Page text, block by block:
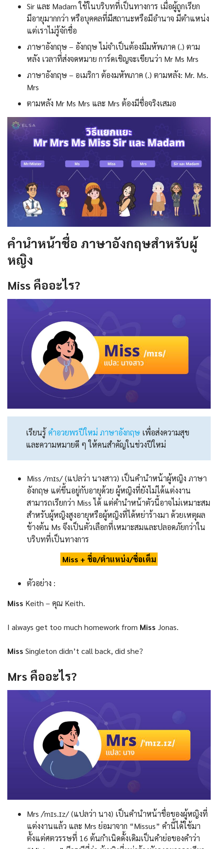
Sir และ Madam ใช้ในบริบทที่เป็นทางการ เมื่อผู้ถูกเรียก
มีอายุมากกว่า หรือบุคคลที่มีสถานะหรือมีอำนาจ มีตำแหน่ง
แต่เราไม่รู้จักชื่อ
ภาษาอังกฤษ – อังกฤษ ไม่จำเป็นต้องมีมหัพภาค (.) ตาม
หลัง เวลาที่ส่งจดหมาย การ์ดเชิญจะเขียนว่า Mr Ms Mrs
ภาษาอังกฤษ – อเมริกา ต้องมหัพภาค (.) ตามหลัง: Mr. Ms.
Mrs
ตามหลัง Mr Ms Mrs และ Mrs ต้องมีชื่อจริงเสมอ
คํานําหน้าชื่อ ภาษาอังกฤษสำหรับผู้
หญิง
Miss คืออะไร?
เรียนรู้ คําอวยพรปีใหม่ ภาษาอังกฤษ เพื่อส่งความสุข
และความหมายดี ๆ ให้คนสำคัญในช่วงปีใหม่
Miss /mɪs/ (แปลว่า นางสาว) เป็นคํานําหน้าผู้หญิง ภาษา
อังกฤษ แต่ขึ้นอยู่กับอายุด้วย ผู้หญิงที่ยังไม่ได้แต่งงาน
สามารถเรียกว่า Miss ได้ แต่คำนำหน้าตัวนี้อาจไม่เหมาะสม
สำหรับผู้หญิงสูงอายุหรือผู้หญิงที่ได้หย่าร้างมา ด้วยเหตุผล
ข้างต้น Ms จึงเป็นตัวเลือกที่เหมาะสมและปลอดภัยกว่าใน
บริบทที่เป็นทางการ
Miss + ชื่อ/ตำแหน่ง/ชื่อเต็ม
ตัวอย่าง :
Miss Keith – คุณ Keith.
I always get too much homework from Miss Jonas.
Miss Singleton didn’t call back, did she?
Mrs คืออะไร?
Mrs /ˈmɪs.ɪz/ (แปลว่า นาง) เป็นคำนำหน้าชื่อของผู้หญิงที่
แต่งงานแล้ว และ Mrs ย่อมาจาก “Missus” คำนี้ได้ใช้มา
ตั้งแต่ศตวรรษที่ 16 ต้นกำเนิดดั้งเดิมเป็นคำย่อของคำว่า